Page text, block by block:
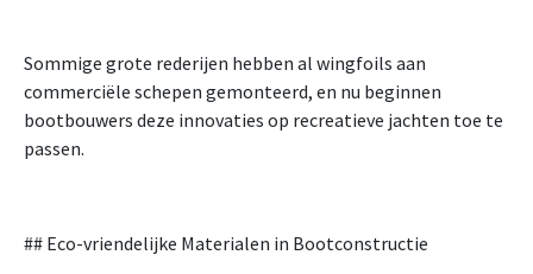
Sommige grote rederijen hebben al wingfoils aan
commerciële schepen gemonteerd, en nu beginnen
bootbouwers deze innovaties op recreatieve jachten toe te
passen.
## Eco-vriendelijke Materialen in Bootconstructie